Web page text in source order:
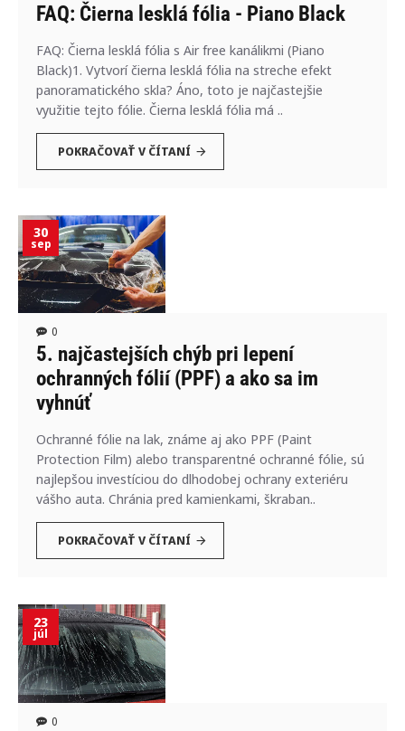
FAQ: Čierna lesklá fólia - Piano Black
FAQ: Čierna lesklá fólia s Air free kanálikmi (Piano
Black)1. Vytvorí čierna lesklá fólia na streche efekt
panoramatického skla? Áno, toto je najčastejšie
využitie tejto fólie. Čierna lesklá fólia má ..
POKRAČOVAŤ V ČÍTANÍ
30
sep
0
5. najčastejších chýb pri lepení
ochranných fólií (PPF) a ako sa im
vyhnúť
Ochranné fólie na lak, známe aj ako PPF (Paint
Protection Film) alebo transparentné ochranné fólie, sú
najlepšou investíciou do dlhodobej ochrany exteriéru
vášho auta. Chránia pred kamienkami, škraban..
POKRAČOVAŤ V ČÍTANÍ
23
júl
0